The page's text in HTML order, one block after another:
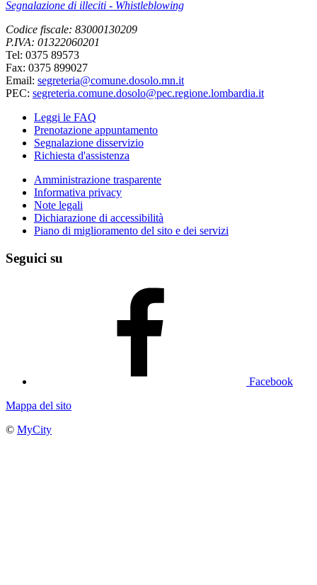
Segnalazione di illeciti - Whistleblowing
Codice fiscale: 83000130209
P.IVA: 01322060201
Tel: 0375 89573
Fax: 0375 899027
Email: segreteria@comune.dosolo.mn.it
PEC: segreteria.comune.dosolo@pec.regione.lombardia.it
Leggi le FAQ
Prenotazione appuntamento
Segnalazione disservizio
Richiesta d'assistenza
Amministrazione trasparente
Informativa privacy
Note legali
Dichiarazione di accessibilità
Piano di miglioramento del sito e dei servizi
Seguici su
Facebook
Mappa del sito
© MyCity